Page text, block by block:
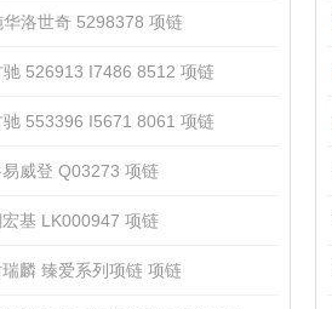
华洛世奇 5298378 项链
驰 526913 I7486 8512 项链
驰 553396 I5671 8061 项链
易威登 Q03273 项链
基 LK000947 项链
麟 臻爱系列项链 项链